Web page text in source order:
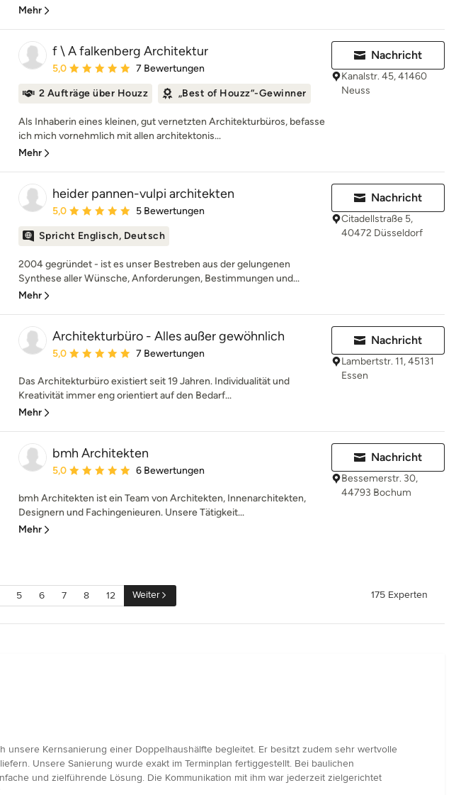
Mehr
f \ A falkenberg Architektur
Durchschnittliche Bewertung: 5 von 5 Sternen
5,0 7 Bewertungen
2 Aufträge über Houzz „Best of Houzz“-Gewinner
Als Inhaberin eines kleinen, gut vernetzten Architekturbüros, befasse
ich mich vornehmlich mit allen architektonis...
Mehr
Nachricht
Kanalstr. 45, 41460
Neuss
heider pannen-vulpi architekten
Durchschnittliche Bewertung: 5 von 5 Sternen
5,0 5 Bewertungen
Spricht Englisch, Deutsch
2004 gegründet - ist es unser Bestreben aus der gelungenen
Synthese aller Wünsche, Anforderungen, Bestimmungen und...
Mehr
Nachricht
Citadellstraße 5,
40472 Düsseldorf
Architekturbüro - Alles außer gewöhnlich
Durchschnittliche Bewertung: 5 von 5 Sternen
5,0 7 Bewertungen
Das Architekturbüro existiert seit 19 Jahren. Individualität und
Kreativität immer eng orientiert auf den Bedarf...
Mehr
Nachricht
Lambertstr. 11, 45131
Essen
bmh Architekten
Durchschnittliche Bewertung: 5 von 5 Sternen
5,0 6 Bewertungen
bmh Architekten ist ein Team von Architekten, Innenarchitekten,
Designern und Fachingenieuren. Unsere Tätigkeit...
Mehr
Nachricht
Bessemerstr. 30,
44793 Bochum
5 6 7 8 12 Weiter 175 Experten
Kernsanierung einer Doppelhaushälfte begleitet. Er besitzt zudem sehr wertvolle
Unsere Sanierung wurde exakt im Terminplan fertiggestellt. Bei baulichen
und zielführende Lösung. Die Kommunikation mit ihm war jederzeit zielgerichtet